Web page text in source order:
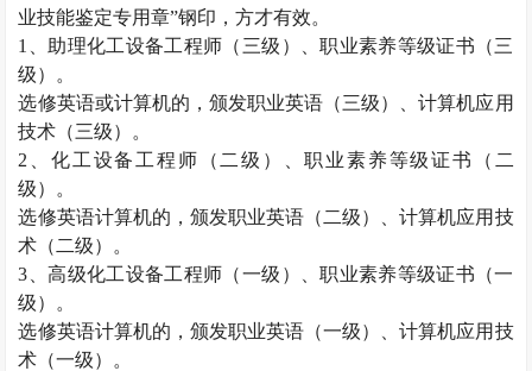
业技能鉴定专用章”钢印，方才有效。
1
、助理化工设备工程师（三级）、职业素养等级证书（三
级）。
选修英语或计算机的，颁发职业英语（三级）、计算机应用
技术（三级）。
2 、化工设备工程师（二级）、职业素养等级证书（二
级）。
选修英语计算机的，颁发职业英语（二级）、计算机应用技
术（二级）。
3 、高级化工设备工程师（一级）、职业素养等级证书（一
级）。
选修英语计算机的，颁发职业英语（一级）、计算机应用技
术（一级）。